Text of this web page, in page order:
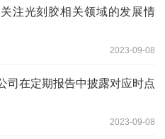
注光刻胶相关领域的发展情
2023-09-08
司在定期报告中披露对应时点
2023-09-08